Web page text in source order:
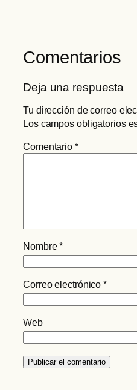
Comentarios
Deja una respuesta
Tu dirección de correo
Los campos obligatorios
Comentario *
Nombre*
Correo electrónico*
Web